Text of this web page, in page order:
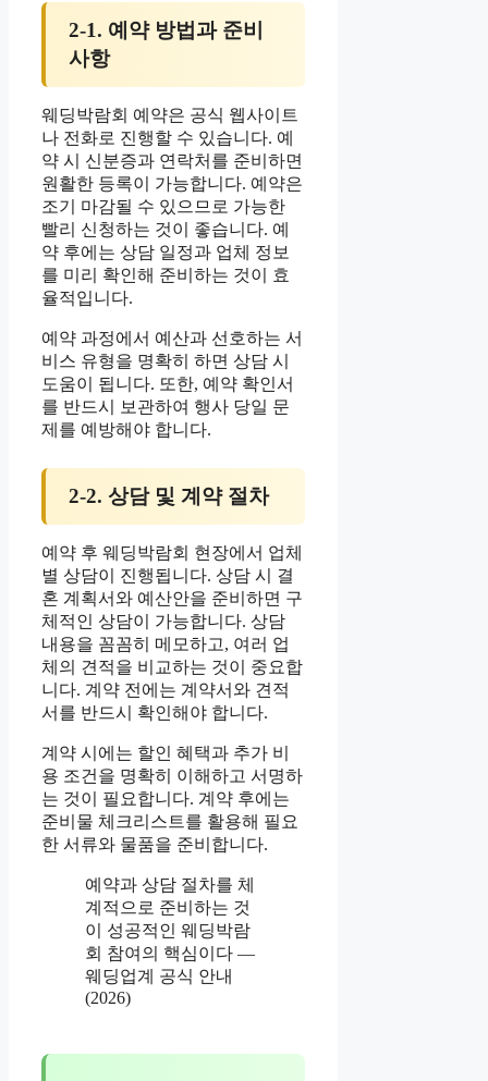
2-1. 예약 방법과 준비
사항
웨딩박람회 예약은 공식 웹사이트
나 전화로 진행할 수 있습니다. 예
약 시 신분증과 연락처를 준비하면
원활한 등록이 가능합니다. 예약은
조기 마감될 수 있으므로 가능한
빨리 신청하는 것이 좋습니다. 예
약 후에는 상담 일정과 업체 정보
를 미리 확인해 준비하는 것이 효
율적입니다.
예약 과정에서 예산과 선호하는 서
비스 유형을 명확히 하면 상담 시
도움이 됩니다. 또한, 예약 확인서
를 반드시 보관하여 행사 당일 문
제를 예방해야 합니다.
2-2. 상담 및 계약 절차
예약 후 웨딩박람회 현장에서 업체
별 상담이 진행됩니다. 상담 시 결
혼 계획서와 예산안을 준비하면 구
체적인 상담이 가능합니다. 상담
내용을 꼼꼼히 메모하고, 여러 업
체의 견적을 비교하는 것이 중요합
니다. 계약 전에는 계약서와 견적
서를 반드시 확인해야 합니다.
계약 시에는 할인 혜택과 추가 비
용 조건을 명확히 이해하고 서명하
는 것이 필요합니다. 계약 후에는
준비물 체크리스트를 활용해 필요
한 서류와 물품을 준비합니다.
예약과 상담 절차를 체
계적으로 준비하는 것
이 성공적인 웨딩박람
회 참여의 핵심이다 —
웨딩업계 공식 안내
(2026)